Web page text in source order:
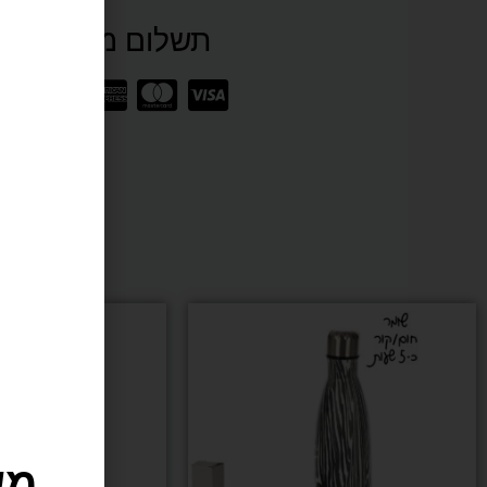
תשלום מאובטח SSL